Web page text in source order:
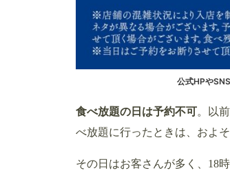
公式HPや
食べ放題の日は予約不可。以
べ放題に行ったときは、およ
その日はお客さんが多く、18